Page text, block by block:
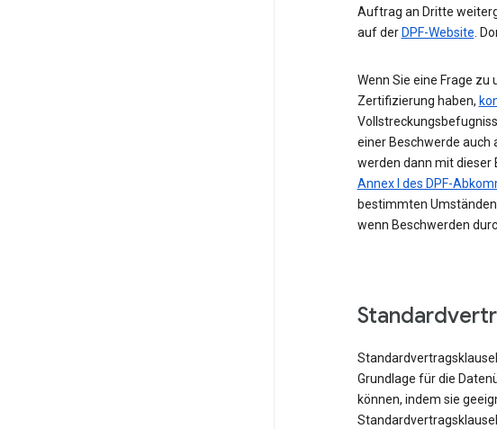
Auftrag an Dritte
auf der DPF-Website.
Wenn Sie eine Frage
Zertifizierung haben,
einer Beschwerde auch
werden dann mit dieser
Annex I des DPF-
bestimmten
wenn Beschwerden
Grundlage für die
können, indem sie